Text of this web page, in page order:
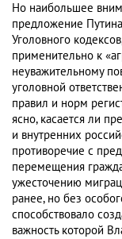
Но наибольшее
предложение
Уголовного
применительно к
неуважительному
уголовной
правил и норм
ясно, касается ли
и внутренних
противоречие с
перемещения
ужесточению
ранее, но без
способствовало
важность которой